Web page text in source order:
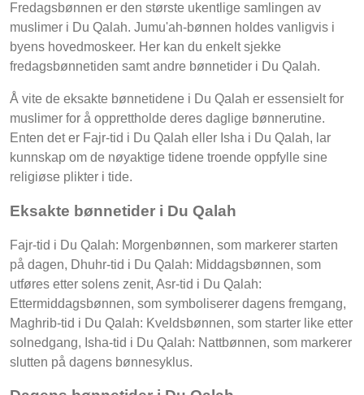
Fredagsbønnen er den største ukentlige samlingen av
muslimer i Du Qalah. Jumu'ah-bønnen holdes vanligvis i
byens hovedmoskeer. Her kan du enkelt sjekke
fredagsbønnetiden samt andre bønnetider i Du Qalah.
Å vite de eksakte bønnetidene i Du Qalah er essensielt for
muslimer for å opprettholde deres daglige bønnerutine.
Enten det er Fajr-tid i Du Qalah eller Isha i Du Qalah, lar
kunnskap om de nøyaktige tidene troende oppfylle sine
religiøse plikter i tide.
Eksakte bønnetider i Du Qalah
Fajr-tid i Du Qalah: Morgenbønnen, som markerer starten
på dagen, Dhuhr-tid i Du Qalah: Middagsbønnen, som
utføres etter solens zenit, Asr-tid i Du Qalah:
Ettermiddagsbønnen, som symboliserer dagens fremgang,
Maghrib-tid i Du Qalah: Kveldsbønnen, som starter like etter
solnedgang, Isha-tid i Du Qalah: Nattbønnen, som markerer
slutten på dagens bønnesyklus.